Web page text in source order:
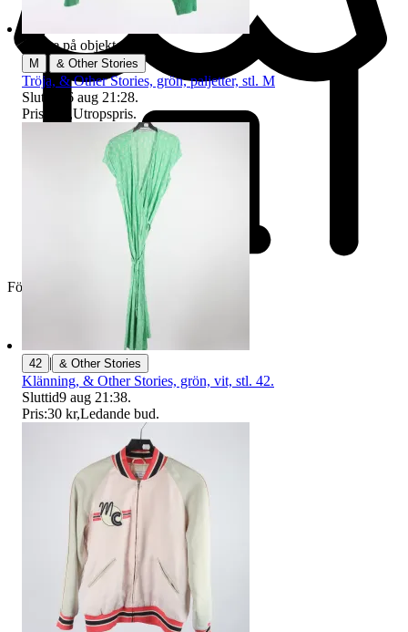
Företag
Badge på objektet:
M & Other Stories
Tröja, & Other Stories, grön, paljetter, stl. M
Sluttid
16 aug 21:28.
Pris:
,Utropspris.
42 | & Other Stories
Klänning, & Other Stories, grön, vit, stl. 42.
Sluttid9 aug 21:38.
Pris:30 kr,Ledande bud.